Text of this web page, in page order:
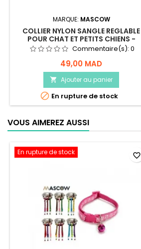
MARQUE: MASCOW
COLLIER NYLON SANGLE REGLABLE
POUR CHAT ET PETITS CHIENS -
MASCOW
Commentaire(s): 0
49,00 MAD
 Ajouter au panier
 En rupture de stock
VOUS AIMEREZ AUSSI
En rupture de stock favorite_border